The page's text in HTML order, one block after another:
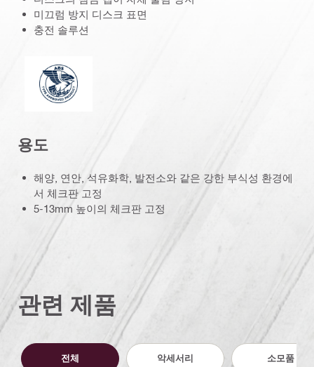
미끄럼 방지 디스크 표면
충전 솔루션
미국선급협회
용도
해양, 연안, 석유화학, 발전소와 같은 강한 부식성 환경에
서 체크판 고정
5-13mm 높이의 체크판 고정
관련 제품
전체 악세서리 소모품